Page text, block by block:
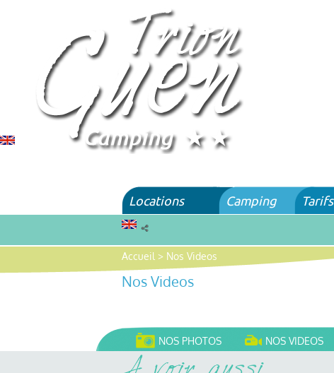
Locations Camping Tarifs
Accueil > Nos Videos
Nos Videos
NOS PHOTOS NOS VIDEOS